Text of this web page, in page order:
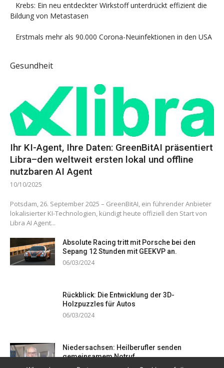
Krebs: Ein neu entdeckter Wirkstoff unterdrückt effizient die
Bildung von Metastasen
Erstmals mehr als 90.000 Corona-Neuinfektionen in den USA
Gesundheit
Ihr KI-Agent, Ihre Daten: GreenBitAI präsentiert
Libra–den weltweit ersten lokal und offline
nutzbaren AI Agent
10/10/2025
Potsdam, 26. September 2025 – GreenBitAI, ein führender Anbieter
lokalisierter KI-Technologien, kündigt heute offiziell den Start von
Libra AI Agent...
Absolute Racing tritt mit Porsche bei den
Sepang 12 Stunden mit GEEKVP an.
06/03/2024
Rückblick: Die Entwicklung der 3D-
Holzpuzzles für Autos
06/03/2024
Niedersachsen: Heilberufler senden
gemeinsamem Notruf